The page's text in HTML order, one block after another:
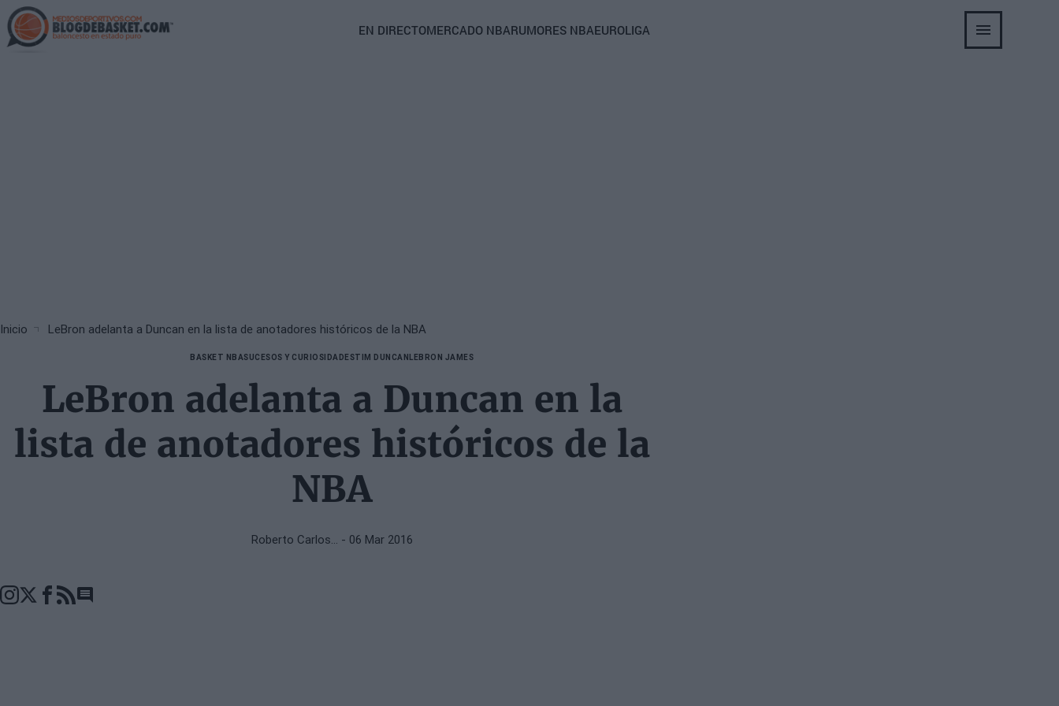
Skip
to
main
Main
EN DIRECTOMERCADO NBARUMORES NBAEUROLIGA
Breadcrumb
Inicio LeBron adelanta a Duncan en la lista de anotadores históricos de la NBA
BASKET NBASUCESOS Y CURIOSIDADESTIM DUNCAN LEBRON JAMES
LeBron adelanta a Duncan en la
lista de anotadores históricos de la
NBA
Roberto Carlos… - 06 Mar 2016
Go to comments seciton